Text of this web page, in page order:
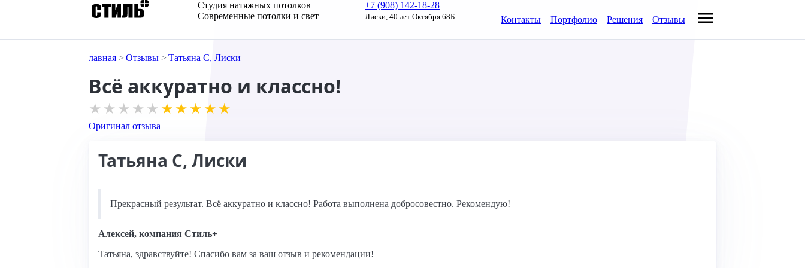
Студия натяжных потолков
Современные потолки и свет
+7 (908) 142‑18‑28
Лиски, 40 лет Октября 68Б Контакты Портфолио Решения Отзывы
Главная Отзывы Татьяна С, Лиски
Всё аккуратно и классно!
Оригинал отзыва
Татьяна С, Лиски
Прекрасный результат. Всё аккуратно и классно! Работа выполнена добросовестно. Рекомендую!
Алексей, компания Стиль+
Татьяна, здравствуйте! Спасибо вам за ваш отзыв и рекомендации!